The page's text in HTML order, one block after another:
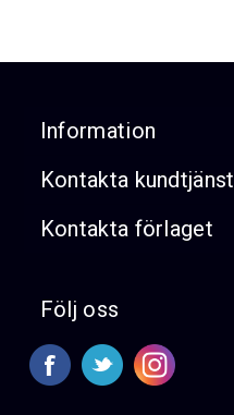
Information
Kontakta kundtjänst
Kontakta förlaget
Följ oss